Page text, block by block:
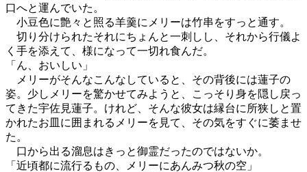
口へと運んでいた。
小豆色に艶々と照る羊羹にメリーは竹串をすっと通す。
切り分けられたそれにちょんと一刺しし、それから行儀よ
く手を添えて、様になって一切れ食んだ。
「ん、おいしい」
メリーがそんなこんなしていると、その背後には蓮子の
姿。少しメリーを驚かせてみようと、こっそり身を隠し戻っ
てきた宇佐見蓮子。けれど、そんな彼女は縁台に所狭しと置
かれたお皿に囲まれるメリーを見て、その気をすぐに萎ませ
た。
口から出る溜息はきっと御霊だったのではないか。
「近頃都に流行るもの、メリーにあんみつ秋の空」